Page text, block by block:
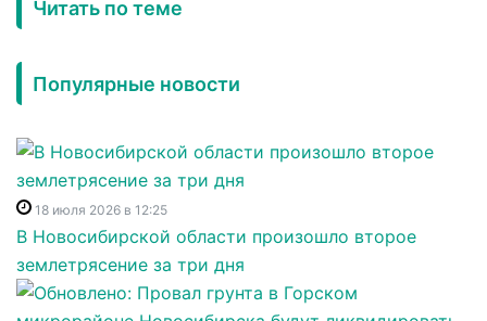
Читать по теме
Популярные новости
18 июля 2026 в 12:25
В Новосибирской области произошло второе
землетрясение за три дня